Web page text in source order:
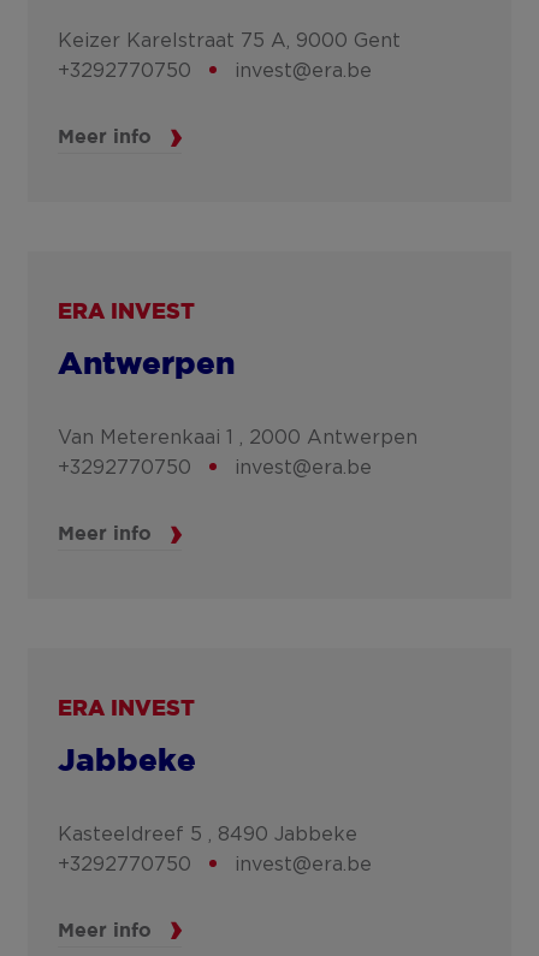
Keizer Karelstraat 75 A, 9000 Gent
+3292770750
invest@era.be
Meer info
ERA INVEST
Antwerpen
Van Meterenkaai 1 , 2000 Antwerpen
+3292770750
invest@era.be
Meer info
ERA INVEST
Jabbeke
Kasteeldreef 5 , 8490Jabbeke
+3292770750
invest@era.be
Meer info